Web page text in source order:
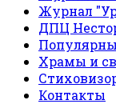
Журнал
ДПЦ
Храмы и
Контакты